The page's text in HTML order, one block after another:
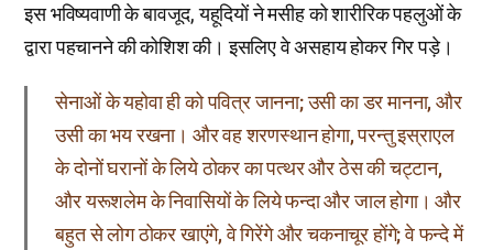
इस भविष्यवाणी के बावजूद, यहूदियों ने मसीह को शारीरिक पहलुओं के
द्वारा पहचानने की कोशिश की। इसलिए वे असहाय होकर गिर पड़े।
सेनाओं के यहोवा ही को पवित्र जानना; उसी का डर मानना, और
उसी का भय रखना। और वह शरणस्थान होगा, परन्तु इस्राएल
के दोनों घरानों के लिये ठोकर का पत्थर और ठेस की चट्टान,
और यरूशलेम के निवासियों के लिये फन्दा और जाल होगा। और
बहुत से लोग ठोकर खाएंगे, वे गिरेंगे और चकनाचूर होंगे; वे फन्दे में